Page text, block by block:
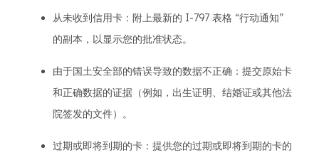
从未收到信用卡：附上最新的 I-797 表格 “行动通知”
的副本，以显示您的批准状态。
由于国土安全部的错误导致的数据不正确：提交原始卡
和正确数据的证据（例如，出生证明、结婚证或其他法
院签发的文件）。
过期或即将到期的卡：提供您的过期或即将到期的卡的